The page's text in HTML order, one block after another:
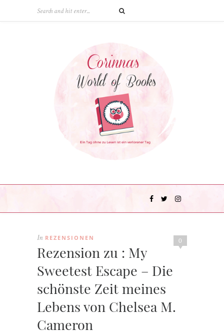
0
In REZENSIONEN
Rezension zu : My
Sweetest Escape – Die
schönste Zeit meines
Lebens von Chelsea M.
Cameron